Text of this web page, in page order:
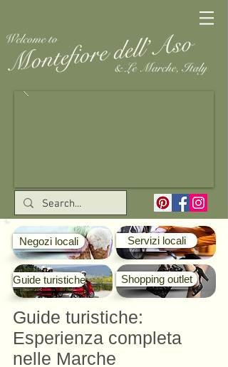
Negozi locali Servizi locali
Guide turistiche Shopping outlet
Guide turistiche:
Esperienza completa
nelle Marche